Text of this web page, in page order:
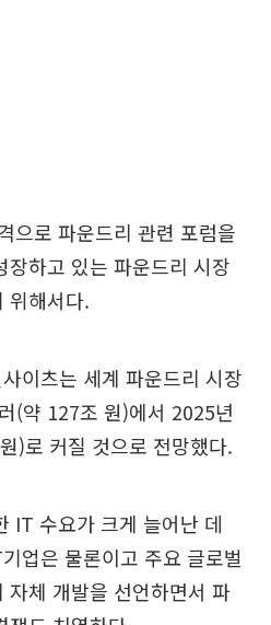
으로 파운드리 관련 포럼을
장하고 있는 파운드리 시장
위해서다.
이츠는 세계 파운드리 시장
(약 127조 원)에서 2025년
)로 커질 것으로 전망했다.
IT 수요가 크게 늘어난 데
업은 물론이고 주요 글로벌
자체 개발을 선언하면서 파